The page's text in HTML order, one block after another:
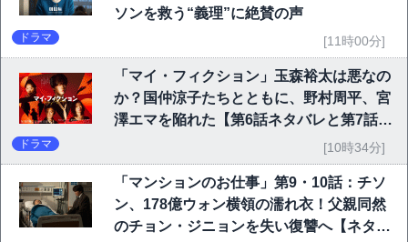
ソンを救う“義理”に絶賛の声
ドラマ [11時00分]
「マイ・フィクション」玉森裕太は悪なの
か？国仲涼子たちとともに、野村周平、宮
澤エマを陥れた【第6話ネタバレと第7話予
ドラマ [10時34分]
「マンションのお仕事」第9・10話：チソ
ン、178億ウォン横領の濡れ衣！父親同然
のチョン・ジニョンを失い復讐へ【ネタバ